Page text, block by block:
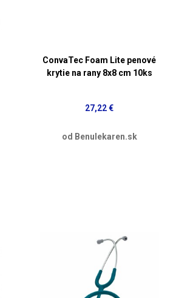
ConvaTec Foam Lite penové
krytie na rany 8x8 cm 10ks
27,22 €
od Benulekaren.sk